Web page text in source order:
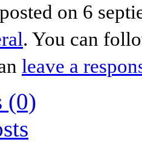
on 6
. You can
leave a
(0)